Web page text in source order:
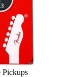
Pickups